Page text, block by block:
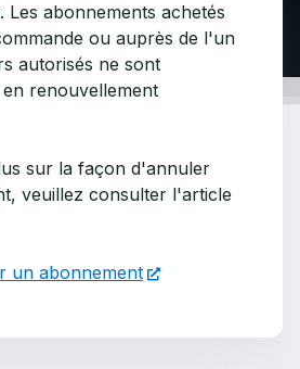
Les abonnements achetés
ou auprès de l'un
autorisés ne sont
renouvellement
sur la façon d'annuler
veuillez consulter l'article
un abonnement